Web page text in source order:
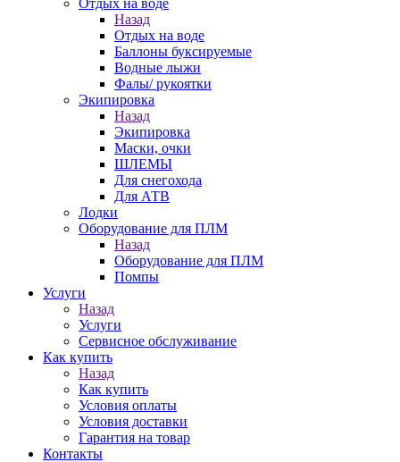
Отдых на воде
Назад
Отдых на воде
Баллоны буксируемые
Водные лыжи
Фалы/ рукоятки
Экипировка
Назад
Экипировка
Маски, очки
ШЛЕМЫ
Для снегохода
Для АТВ
Лодки
Оборудование для ПЛМ
Назад
Оборудование для ПЛМ
Помпы
Услуги
Назад
Услуги
Сервисное обслуживание
Как купить
Назад
Как купить
Условия оплаты
Условия доставки
Гарантия на товар
Контакты